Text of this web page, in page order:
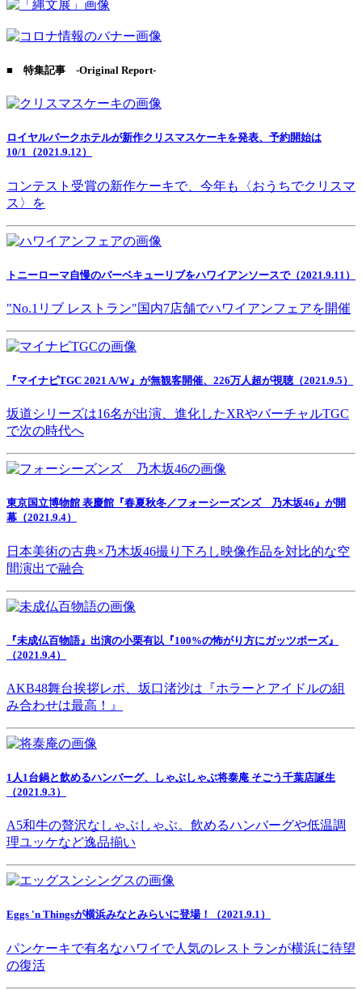
■ 特集記事 -Original Report-
ロイヤルパークホテルが新作クリスマスケーキを発表、予約開始は
10/1（2021.9.12）
コンテスト受賞の新作ケーキで、今年も〈おうちでクリスマ
ス〉を
トニーローマ自慢のバーベキューリブをハワイアンソースで（2021.9.11）
"No.1リブ レストラン"国内7店舗でハワイアンフェアを開催
『マイナビTGC 2021 A/W』が無観客開催、226万人超が視聴（2021.9.5）
坂道シリーズは16名が出演、進化したXRやバーチャルTGC
で次の時代へ
東京国立博物館 表慶館『春夏秋冬／フォーシーズンズ 乃木坂46』が開
幕（2021.9.4）
日本美術の古典×乃木坂46撮り下ろし映像作品を対比的な空
間演出で融合
『未成仏百物語』出演の小栗有以『100%の怖がり方にガッツポーズ』
（2021.9.4）
AKB48舞台挨拶レポ、坂口渚沙は『ホラーとアイドルの組
み合わせは最高！』
1人1台鍋と飲めるハンバーグ、しゃぶしゃぶ将泰庵 そごう千葉店誕生
（2021.9.3）
A5和牛の贅沢なしゃぶしゃぶ。飲めるハンバーグや低温調
理ユッケなど逸品揃い
Eggs 'n Thingsが横浜みなとみらいに登場！（2021.9.1）
パンケーキで有名なハワイで人気のレストランが横浜に待望
の復活